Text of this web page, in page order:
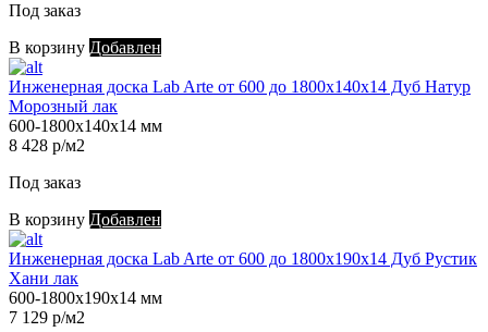
Под заказ
В корзину Добавлен
Инженерная доска Lab Arte от 600 до 1800х140х14 Дуб Натур
Морозный лак
600-1800х140х14 мм
8 428 р/м2
Под заказ
В корзину Добавлен
Инженерная доска Lab Arte от 600 до 1800х190х14 Дуб Рустик
Хани лак
600-1800х190х14 мм
7 129 р/м2